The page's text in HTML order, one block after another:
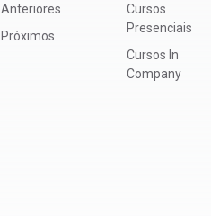
Anteriores
Próximos
Cursos
Presenciais
Cursos In
Company